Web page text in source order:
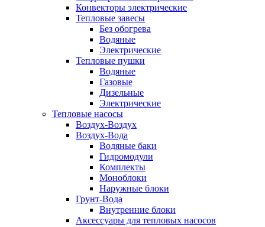
Конвекторы электрические
Тепловые завесы
Без обогрева
Водяные
Электрические
Тепловые пушки
Водяные
Газовые
Дизельные
Электрические
Тепловые насосы
Воздух-Воздух
Воздух-Вода
Водяные баки
Гидромодули
Комплекты
Моноблоки
Наружные блоки
Грунт-Вода
Внутренние блоки
Аксессуары для тепловых насосов